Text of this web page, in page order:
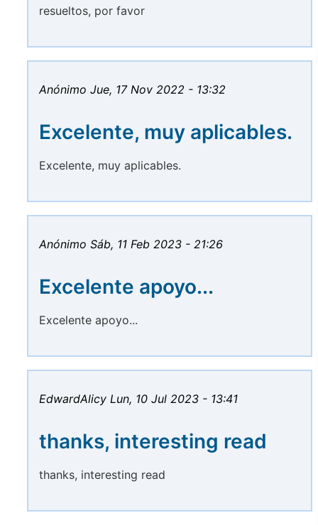
resueltos, por favor
Anónimo Jue, 17 Nov 2022 - 13:32
Excelente, muy aplicables.
Excelente, muy aplicables.
Anónimo Sáb, 11 Feb 2023 - 21:26
Excelente apoyo...
Excelente apoyo...
EdwardAlicy Lun, 10 Jul 2023 - 13:41
thanks, interesting read
thanks, interesting read